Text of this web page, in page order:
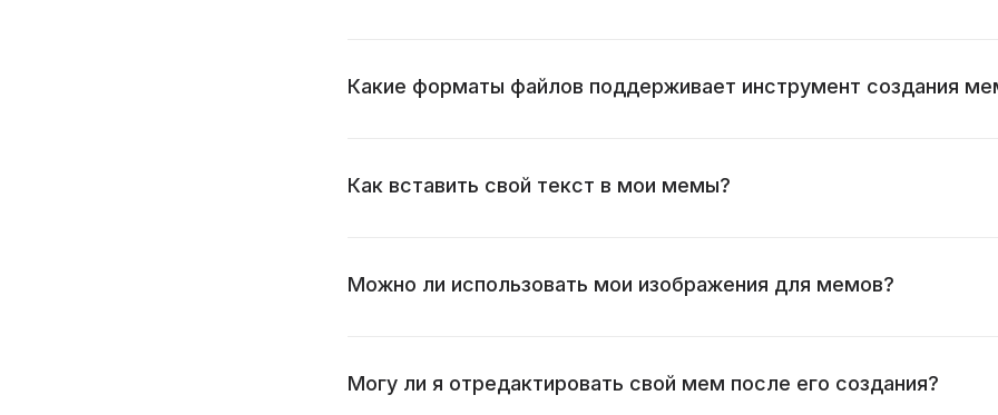
Какие форматы файлов поддерживает инструмент создания
Как вставить свой текст в мои мемы?
Можно ли использовать мои изображения для мемов?
Могу ли я отредактировать свой мем после его создания?